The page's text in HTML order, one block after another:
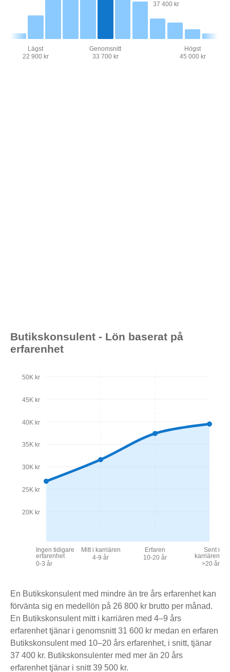
Lägst
22 900 kr
Genomsnitt
33 700 kr
37 400 kr
Högst
45 000 kr
Butikskonsulent - Lön baserat på
erfarenhet
20K kr
25K kr
30K kr
35K kr
40K kr
45K kr
50K kr
Ingen tidigare
erfarenhet
0-3 år
Mitt i karriären
4-9 år
Erfaren
10-20 år
Sent i
karriären
>20 år
En Butikskonsulent med mindre än tre års erfarenhet kan
förvänta sig en medellön på 26 800 kr brutto per månad.
En Butikskonsulent mitt i karriären med 4–9 års
erfarenhet tjänar i genomsnitt 31 600 kr medan en erfaren
Butikskonsulent med 10–20 års erfarenhet, i snitt, tjänar
37 400 kr. Butikskonsulenter med mer än 20 års
erfarenhet tjänar i snitt 39 500 kr.